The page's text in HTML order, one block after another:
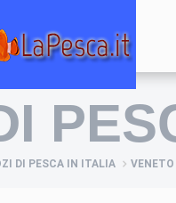
DI PESCA IN ITALIA VENETO